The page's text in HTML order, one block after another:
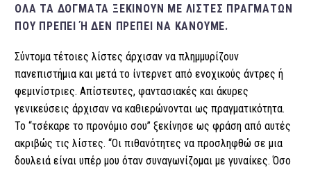
ΌΛΑ ΤΑ ΔΌΓΜΑΤΑ ΞΕΚΙΝΟΎΝ ΜΕ ΛΊΣΤΕΣ ΠΡΑΓΜΆΤΩΝ
ΠΟΥ ΠΡΈΠΕΙ Ή ΔΕΝ ΠΡΈΠΕΙ ΝΑ ΚΆΝΟΥΜΕ.
Σύντομα τέτοιες λίστες άρχισαν να πλημμυρίζουν
πανεπιστήμια και μετά το ίντερνετ από ενοχικούς άντρες ή
φεμινίστριες. Απίστευτες, φαντασιακές και άκυρες
γενικεύσεις άρχισαν να καθιερώνονται ως πραγματικότητα.
Το “τσέκαρε το προνόμιο σου” ξεκίνησε ως φράση από αυτές
ακριβώς τις λίστες. “Οι πιθανότητες να προσληφθώ σε μια
δουλειά είναι υπέρ μου όταν συναγωνίζομαι με γυναίκες. Όσο